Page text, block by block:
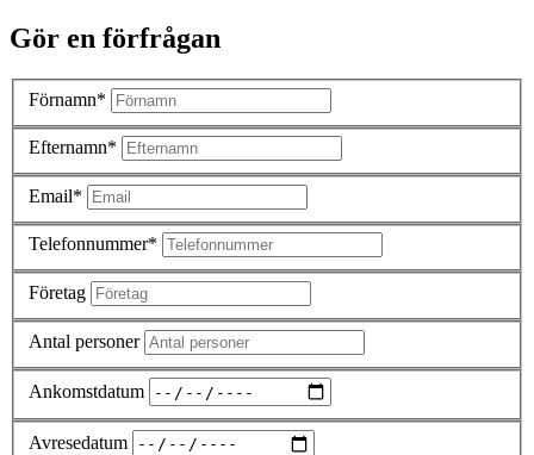
Gör en förfrågan
Förnamn*
Efternamn*
Email*
Telefonnummer*
Företag
Antal personer
Ankomstdatum
Avresedatum